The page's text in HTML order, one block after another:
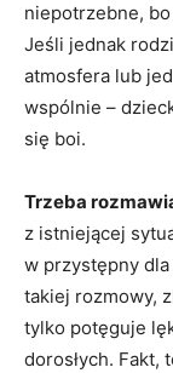
niepotrzebne,
Jeśli jednak
atmosfera lub
wspólnie –
się boi.
Trzeba
z istniejącej
w przystępny
takiej rozmowy,
tylko potęguje
dorosłych. Fakt,